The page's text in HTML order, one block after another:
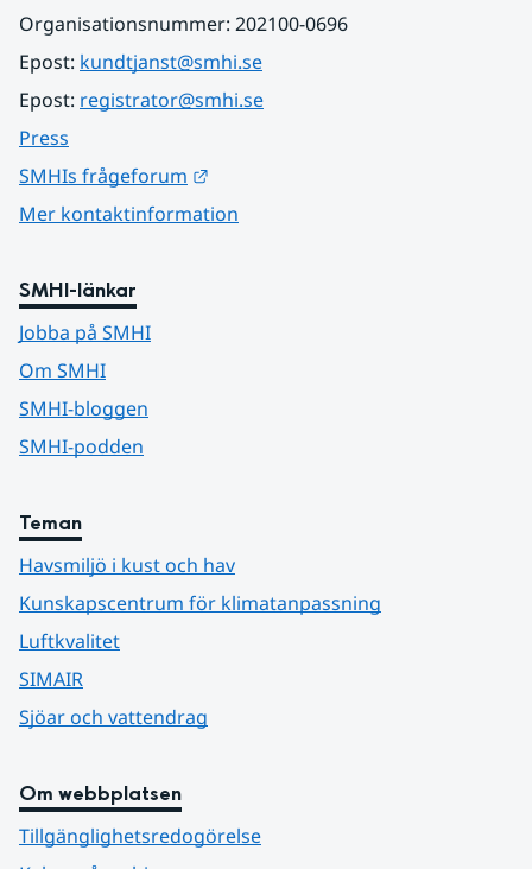
Organisationsnummer: 202100-0696
Epost: kundtjanst@smhi.se
Epost: registrator@smhi.se
Press
SMHIs frågeforum
Mer kontaktinformation
SMHI-länkar
Jobba på SMHI
Om SMHI
SMHI-bloggen
SMHI-podden
Teman
Havsmiljö i kust och hav
Kunskapscentrum för klimatanpassning
Luftkvalitet
SIMAIR
Sjöar och vattendrag
Om webbplatsen
Tillgänglighetsredogörelse